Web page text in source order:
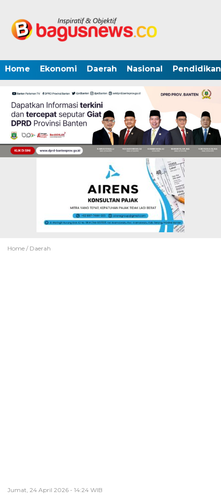
Home Ekonomi Daerah Nasional Pendidikan
Home / Daerah
Jumat, 24 April 2026 - 14:24 WIB